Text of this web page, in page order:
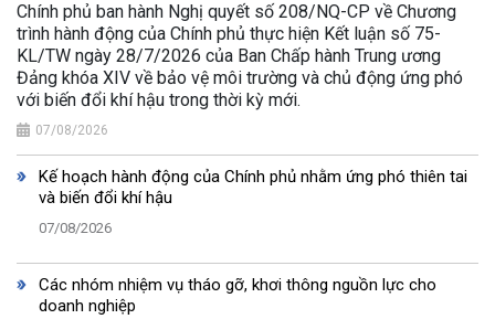
Chính phủ ban hành Nghị quyết số 208/NQ-CP về Chương
trình hành động của Chính phủ thực hiện Kết luận số 75-
KL/TW ngày 28/7/2026 của Ban Chấp hành Trung ương
Đảng khóa XIV về bảo vệ môi trường và chủ động ứng phó
với biến đổi khí hậu trong thời kỳ mới.
07/08/2026
Kế hoạch hành động của Chính phủ nhằm ứng phó thiên tai
và biến đổi khí hậu
07/08/2026
Các nhóm nhiệm vụ tháo gỡ, khơi thông nguồn lực cho
doanh nghiệp